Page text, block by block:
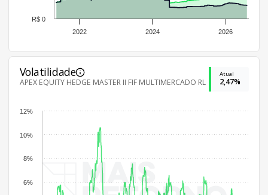
2022 2024 2026
R$ 0
Volatilidade
APEX EQUITY HEDGE MASTER II FIF MULTIMERCADO RL
Atual
2,47%
6%
8%
10%
12%